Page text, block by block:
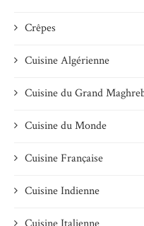
Crêpes
Cuisine Algérienne
Cuisine du Grand
Cuisine du Monde
Cuisine Française
Cuisine Indienne